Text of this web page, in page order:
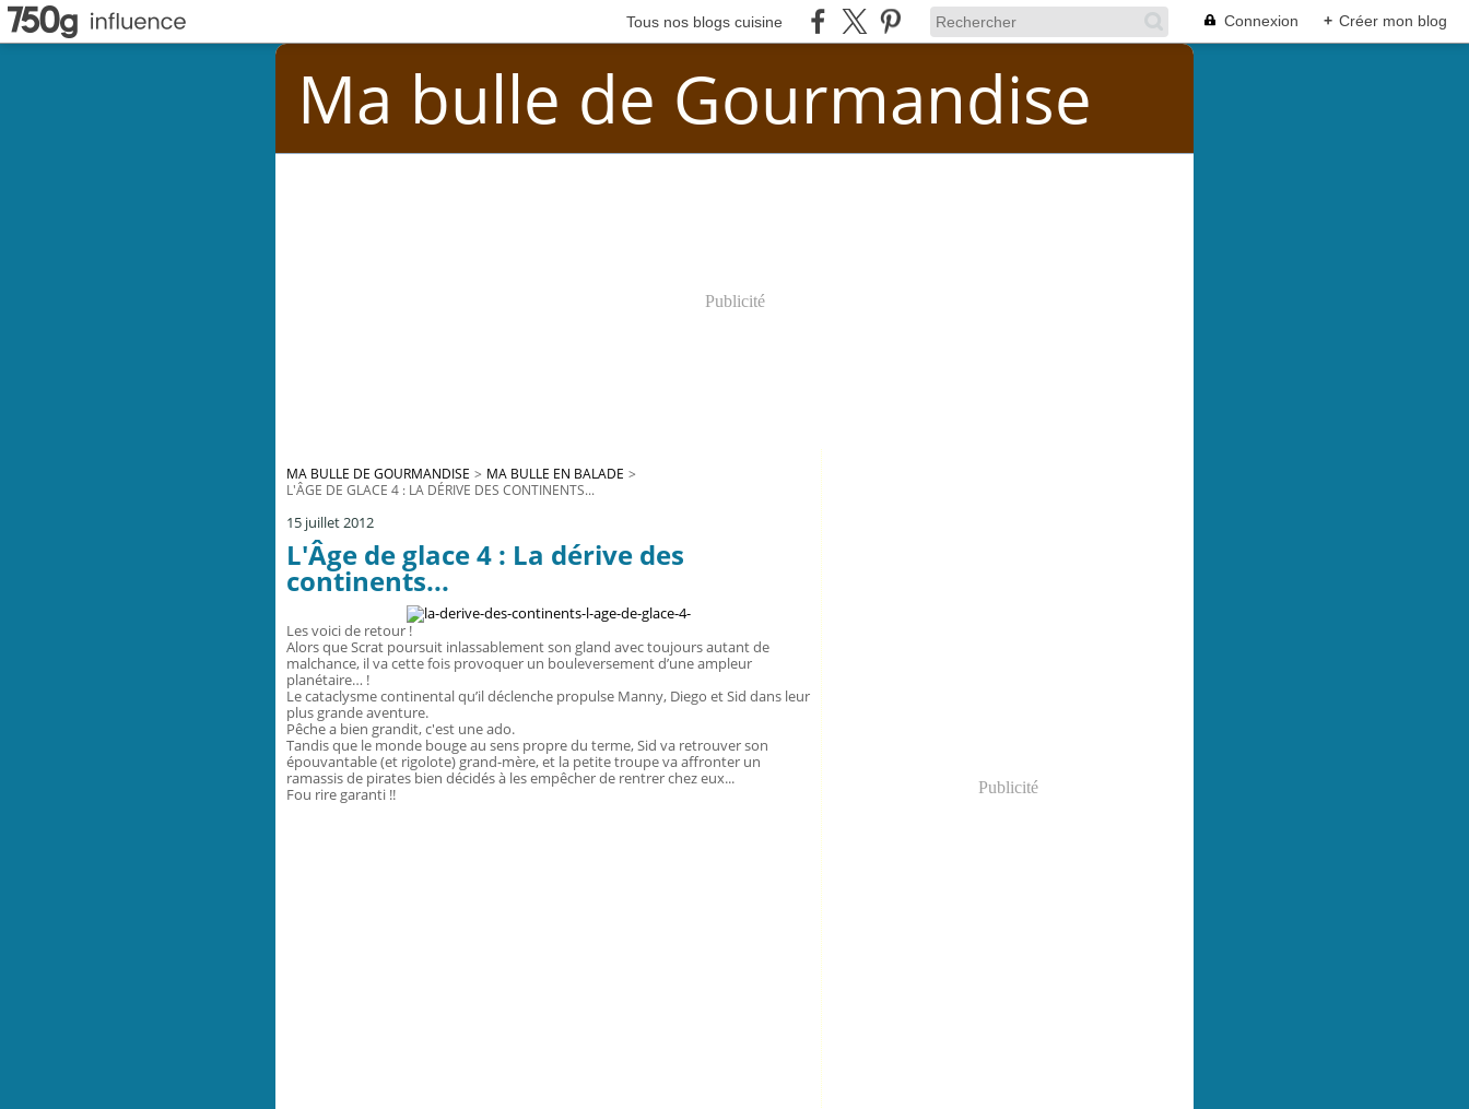
Tous nos blogs cuisine Connexion + Créer mon blog
Ma bulle de Gourmandise
Publicité
MA BULLE DE GOURMANDISE > MA BULLE EN BALADE >
L'ÂGE DE GLACE 4 : LA DÉRIVE DES CONTINENTS...
15 juillet 2012
L'Âge de glace 4 : La dérive des
continents...
Les voici de retour !
Alors que Scrat poursuit inlassablement son gland avec toujours autant de
malchance, il va cette fois provoquer un bouleversement d’une ampleur
planétaire… !
Le cataclysme continental qu’il déclenche propulse Manny, Diego et Sid dans leur
plus grande aventure.
Pêche a bien grandit, c'est une ado.
Tandis que le monde bouge au sens propre du terme, Sid va retrouver son
épouvantable (et rigolote) grand-mère, et la petite troupe va affronter un
ramassis de pirates bien décidés à les empêcher de rentrer chez eux...
Fou rire garanti !!
Publicité